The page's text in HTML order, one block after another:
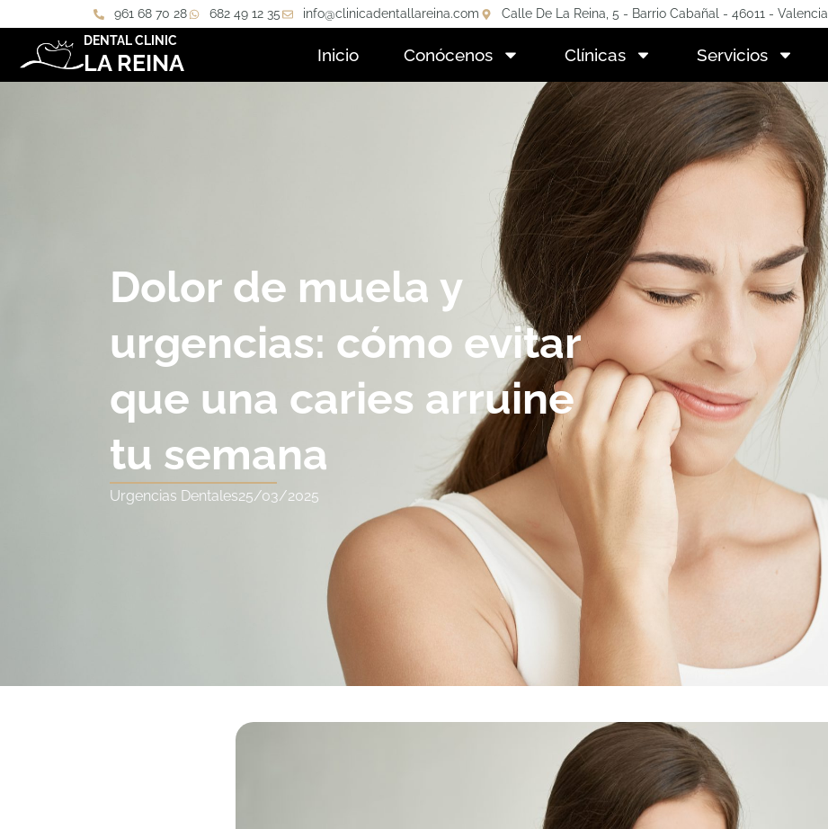
961 68 70 28 682 49 12 35 info@clinicadentallareina.com
Calle De La Reina, 5 - Barrio Cabañal - 46011 - Valencia
DENTAL CLINIC
LA REINA Inicio Conócenos Clínicas Servicios
Dolor de muela y
urgencias: cómo evitar
que una caries arruine
tu semana​
Urgencias Dentales25/03/2025